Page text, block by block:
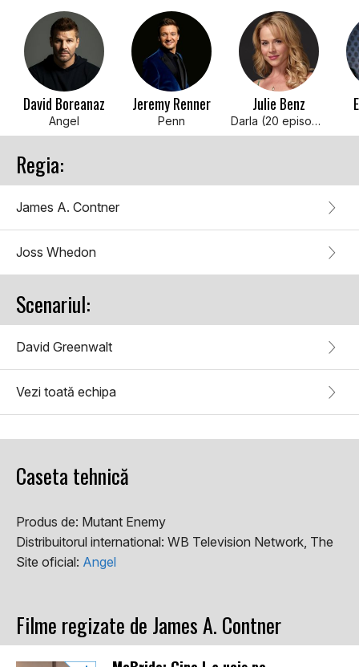
David Boreanaz
Angel
Jeremy Renner
Penn
Julie Benz
Darla (20 episodes, 2000-2004)
Regia:
James A. Contner
Joss Whedon
Scenariul:
David Greenwalt
Vezi toată echipa
Caseta tehnică
Produs de: Mutant Enemy
Distribuitorul international: WB Television Network, The
Site oficial: Angel
Filme regizate de James A. Contner